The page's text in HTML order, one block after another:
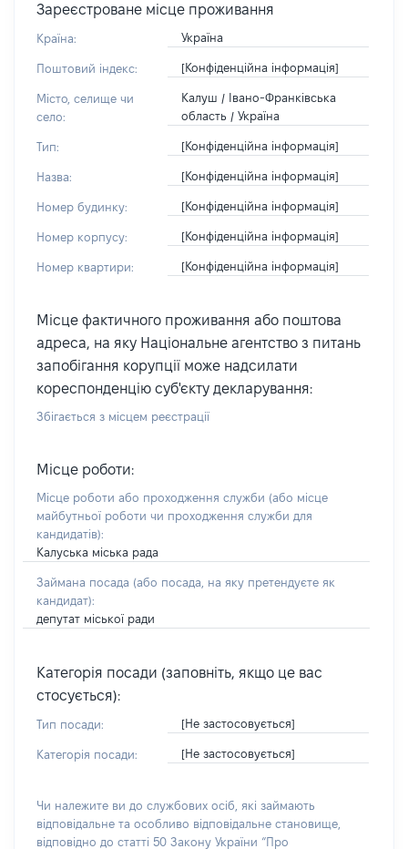
Зареєстроване місце проживання
Країна: Україна
Поштовий індекс: [Конфіденційна інформація]
Місто, селище чи
село:
Калуш / Івано-Франківська
область / Україна
Тип: [Конфіденційна інформація]
Назва: [Конфіденційна інформація]
Номер будинку: [Конфіденційна інформація]
Номер корпусу: [Конфіденційна інформація]
Номер квартири: [Конфіденційна інформація]
Місце фактичного проживання або поштова
адреса, на яку Національне агентство з питань
запобігання корупції може надсилати
кореспонденцію суб'єкту декларування:
Збігається з місцем реєстрації
Місце роботи:
Місце роботи або проходження служби (або місце
майбутньої роботи чи проходження служби для
кандидатів):
Калуська міська рада
Займана посада (або посада, на яку претендуєте як
кандидат):
депутат міської ради
Категорія посади (заповніть, якщо це вас
стосується):
Тип посади: [Не застосовується]
Категорія посади: [Не застосовується]
Чи належите ви до службових осіб, які займають
відповідальне та особливо відповідальне становище,
відповідно до статті 50 Закону України “Про